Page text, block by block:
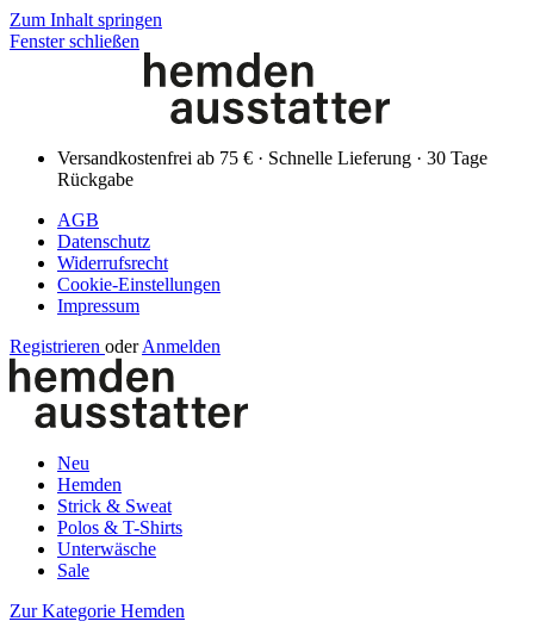
Zum Inhalt springen
Fenster schließen
Versandkostenfrei ab 75 € · Schnelle Lieferung · 30 Tage
Rückgabe
AGB
Datenschutz
Widerrufsrecht
Cookie-Einstellungen
Impressum
Registrieren oder Anmelden
Neu
Hemden
Strick & Sweat
Polos & T-Shirts
Unterwäsche
Sale
Zur Kategorie Hemden